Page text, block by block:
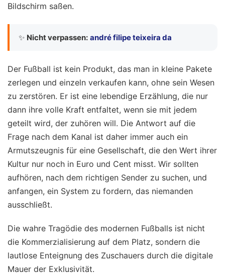
Bildschirm saßen.
✨ Nicht verpassen: andré filipe teixeira da
Der Fußball ist kein Produkt, das man in kleine Pakete
zerlegen und einzeln verkaufen kann, ohne sein Wesen
zu zerstören. Er ist eine lebendige Erzählung, die nur
dann ihre volle Kraft entfaltet, wenn sie mit jedem
geteilt wird, der zuhören will. Die Antwort auf die
Frage nach dem Kanal ist daher immer auch ein
Armutszeugnis für eine Gesellschaft, die den Wert ihrer
Kultur nur noch in Euro und Cent misst. Wir sollten
aufhören, nach dem richtigen Sender zu suchen, und
anfangen, ein System zu fordern, das niemanden
ausschließt.
Die wahre Tragödie des modernen Fußballs ist nicht
die Kommerzialisierung auf dem Platz, sondern die
lautlose Enteignung des Zuschauers durch die digitale
Mauer der Exklusivität.